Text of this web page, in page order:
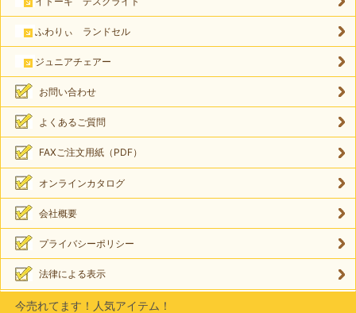
ふわりぃ ランドセル
ジュニアチェアー
お問い合わせ
よくあるご質問
FAXご注文用紙（PDF）
オンラインカタログ
会社概要
プライバシーポリシー
法律による表示
今売れてます！人気アイテム！